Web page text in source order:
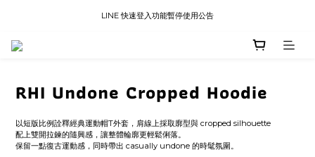
LINE 快速登入功能暫停使用公告
LINE 快速登入功能暫停使用公告
RHI Undone Cropped Hoodie
以短版比例詮釋經典運動帽T外套，肩線上採取廓型與 cropped silhouette
配上雙開拉鍊的隨興感，讓整體輪廓更輕鬆俐落。
保留一點復古運動感，同時帶出 casually undone 的時髦氛圍。